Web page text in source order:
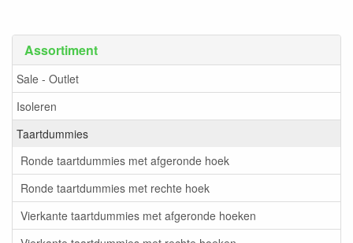
Assortiment
Sale - Outlet
Isoleren
Taartdummies
Ronde taartdummies met afgeronde hoek
Ronde taartdummies met rechte hoek
Vierkante taartdummies met afgeronde hoeken